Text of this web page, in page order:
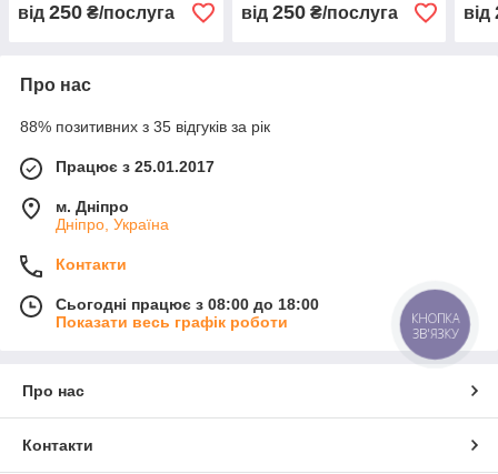
від 250 ₴/послуга від 250₴/послуга від
Про нас
88% позитивних з 35 відгуків за рік
Працює з 25.01.2017
м. Дніпро
Дніпро, Україна
Контакти
Сьогодні працює з 08:00 до 18:00
Показати весь графік роботи
Про нас
Контакти
КНОПКА
ЗВ'ЯЗКУ